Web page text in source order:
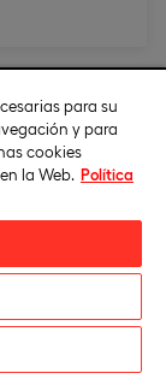
te gusta. Por
para
en
catálogo
para su
y para
cookies
la Web. Política